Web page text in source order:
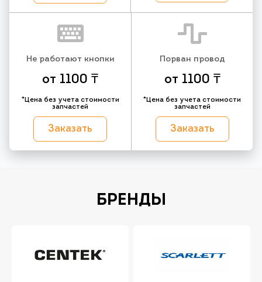
Не работают кнопки
от 1100 ₸
*Цена без учета стоимости
запчастей
Заказать
Порван провод
от 1100 ₸
*Цена без учета стоимости
запчастей
Заказать
БРЕНДЫ